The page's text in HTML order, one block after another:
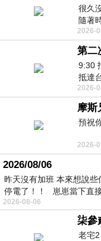
很久
隨著
接近
2026-
第二
9:30
抵達
去的
2026-
摩斯
預祝
2026-
2026/08/06
昨天沒有加班 本來想說
停電了！！ 崽崽當下直
2026-08-06
柒參
老宅